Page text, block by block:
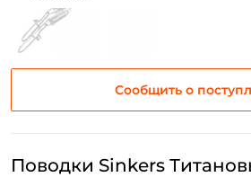
Сообщить о
Поводки Sinkers